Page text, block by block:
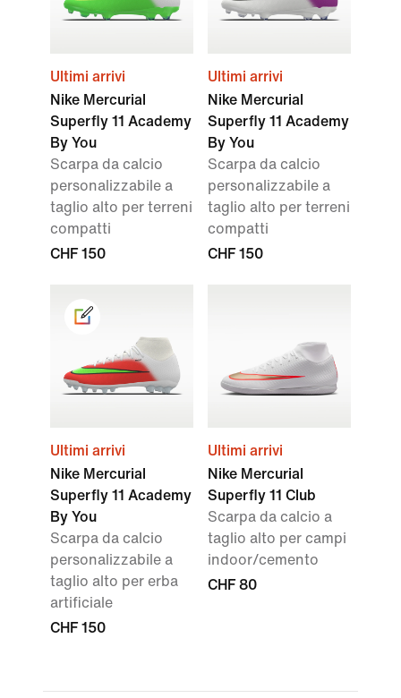
Ultimi arrivi
Nike Mercurial
Superfly 11 Academy
By You
Scarpa da calcio
personalizzabile a
taglio alto per terreni
compatti
CHF 150
Ultimi arrivi
Nike Mercurial
Superfly 11 Academy
By You
Scarpa da calcio
personalizzabile a
taglio alto per terreni
compatti
CHF 150
Ultimi arrivi
Nike Mercurial
Superfly 11 Academy
By You
Scarpa da calcio
personalizzabile a
taglio alto per erba
artificiale
CHF 150
Ultimi arrivi
Nike Mercurial
Superfly 11 Club
Scarpa da calcio a
taglio alto per campi
indoor/cemento
CHF 80